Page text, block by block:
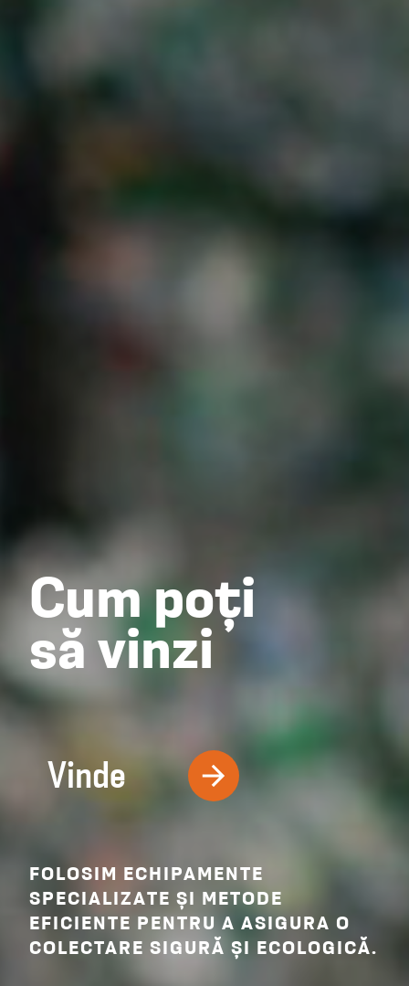
Cum poți
să vinzi
Vinde
FOLOSIM ECHIPAMENTE
SPECIALIZATE ȘI METODE
EFICIENTE PENTRU A ASIGURA O
COLECTARE SIGURĂ ȘI ECOLOGICĂ.